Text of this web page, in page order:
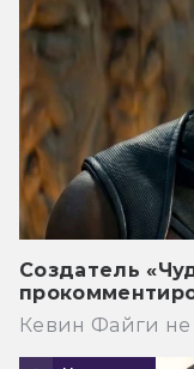
Создатель
Кевин Файги не